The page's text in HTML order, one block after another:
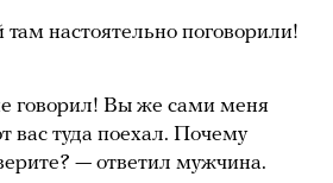
настоятельно поговорили!
говорил! Вы же сами меня
вас туда поехал. Почему
— ответил мужчина.